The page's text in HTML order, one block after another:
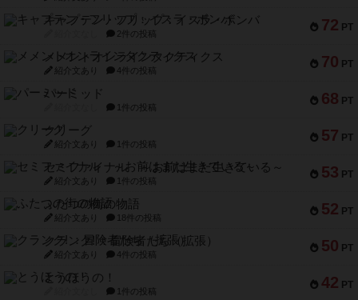
72 PT
キャプテン・フリップ：イスラ・ボンバ
2件の投稿
70 PT
メメントオンラインタクティクス
紹介文あり 4件の投稿
68 PT
パーミッド
1件の投稿
57 PT
クリーグ
紹介文あり 1件の投稿
53 PT
セミファイナル ～お前はまだ生きている～
紹介文あり 1件の投稿
52 PT
ふたつの街の物語
紹介文あり 18件の投稿
50 PT
クランク! ：冒険者たち（拡張）
紹介文あり 4件の投稿
42 PT
とうほうの！
1件の投稿